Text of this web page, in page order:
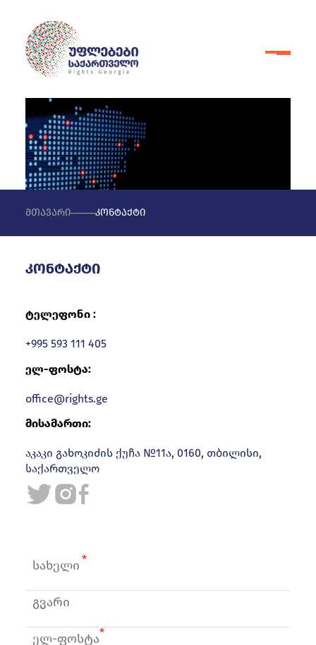
მთავარი კონტაქტი
კონტაქტი
ტელეფონი :
+995 593 111 405
ელ-ფოსტა:
office@rights.ge
მისამართი:
აკაკი გახოკიძის ქუჩა №11ა, 0160, თბილისი,
საქართველო
სახელი
ელ-ფოსტა